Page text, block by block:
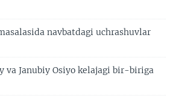
navbatdagi uchrashuvlar
va Janubiy Osiyo kelajagi bir-biriga